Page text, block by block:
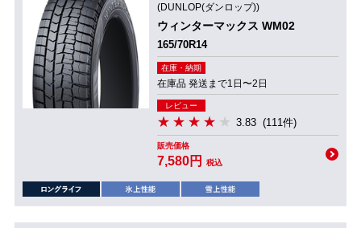
(DUNLOP(ダンロップ))
ウィンターマックス WM02
165/70R14
在庫・納期
在庫品 発送まで1日〜2日
レビュー
3.83 (111件)
販売価格
7,580円 税込